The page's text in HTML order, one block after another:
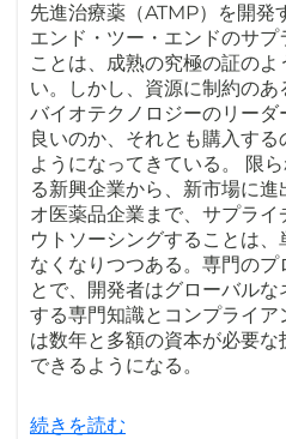
先進治療薬（ATMP）を開発
エンド・ツー・エンドのサ
ことは、成熟の究極の証の
い。しかし、資源に制約のあ
バイオテクノロジーのリー
良いのか、それとも購入す
ようになってきている。 限
る新興企業から、新市場に
オ医薬品企業まで、サプラ
ウトソーシングすることは
なくなりつつある。専門のプ
とで、開発者はグローバル
する専門知識とコンプライ
は数年と多額の資本が必要な
できるようになる。
続きを読む